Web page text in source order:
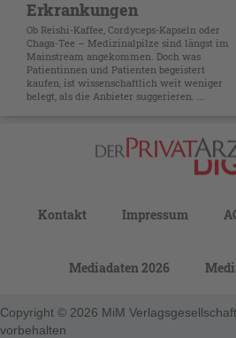
Erkrankungen
Ob Reishi-Kaffee, Cordyceps-Kapseln oder
Chaga-Tee – Medizinalpilze sind längst im
Mainstream angekommen. Doch was
Patientinnen und Patienten begeistert
kaufen, ist wissenschaftlich weit weniger
belegt, als die Anbieter suggerieren. ...
Kontakt Impressum
Mediadaten 2026
Copyright © 2026 MiM
vorbehalten